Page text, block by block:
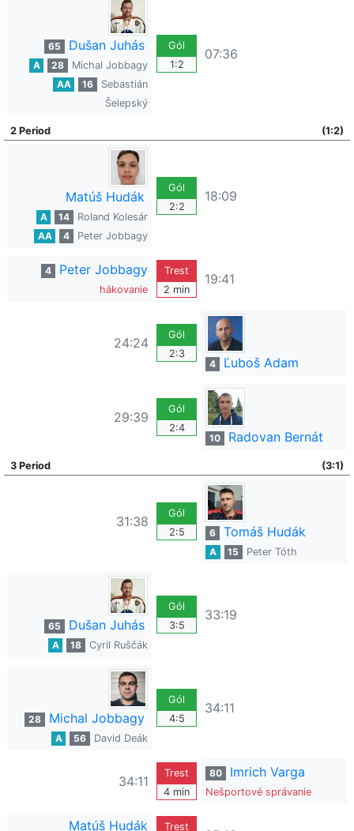
65 Dušan Juhás
A 28
Michal Jobbagy
AA
16
Sebastián
Šelepský
Gól
1:2
07:36
2 Period (1:2)
Matúš Hudák
A 14
Roland Kolesár
AA
4 Peter Jobbagy
Gól
2:2
18:09
4 Peter Jobbagy
hákovanie
Trest
2 min
19:41
24:24
Gól
2:3
4
Ľuboš Adam
29:39
Gól
2:4
10
Radovan Bernát
3 Period (3:1)
31:38
Gól
2:5
6 Tomáš Hudák
A 15 Peter Tóth
65 Dušan Juhás
A 18 Cyril Ruščák
Gól
3:5
33:19
28 Michal Jobbagy
A 56 David Deák
Gól
4:5
34:11
34:11
Trest
4 min
80 Imrich Varga
Nešportové správanie
Matúš Hudák Trest